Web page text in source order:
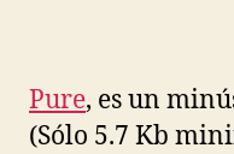
Pure, es un
(Sólo 5.7 Kb